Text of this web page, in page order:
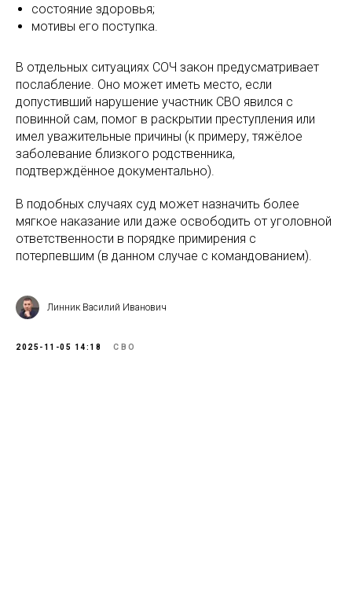
состояние здоровья;
мотивы его поступка.
В отдельных ситуациях СОЧ закон предусматривает
послабление. Оно может иметь место, если
допустивший нарушение участник СВО явился с
повинной сам, помог в раскрытии преступления или
имел уважительные причины (к примеру, тяжёлое
заболевание близкого родственника,
подтверждённое документально).
В подобных случаях суд может назначить более
мягкое наказание или даже освободить от уголовной
ответственности в порядке примирения с
потерпевшим (в данном случае с командованием).
Линник Василий Иванович
2025-11-05 14:18 СВО